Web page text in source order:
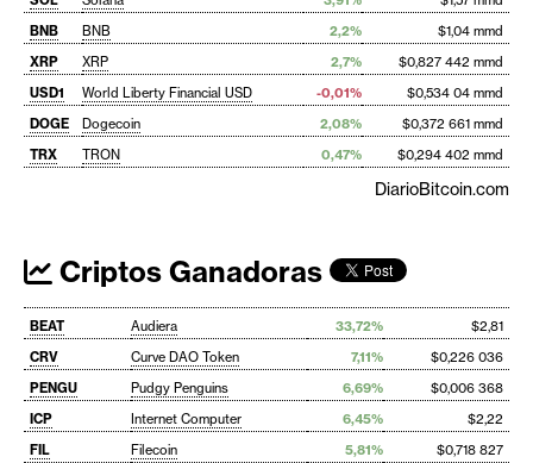
BNB
BNB 2,2%
$1,04 mmd
XRP
XRP 2,7%
$0,827 442 mmd
USD1
World Liberty Financial USD -0,01%
$0,534 04 mmd
DOGE
Dogecoin 2,08%
$0,372 661 mmd
TRX
TRON 0,47% $0,294 402 mmd
DiarioBitcoin.com
Criptos Ganadoras
BEAT Audiera 33,72%
$2,81
CRV
Curve DAO Token 7,11%
$0,226 036
PENGU
Pudgy Penguins 6,69%
$0,006 368
ICP
Internet Computer 6,45%
$2,22
FIL
Filecoin 5,81%
$0,718 827